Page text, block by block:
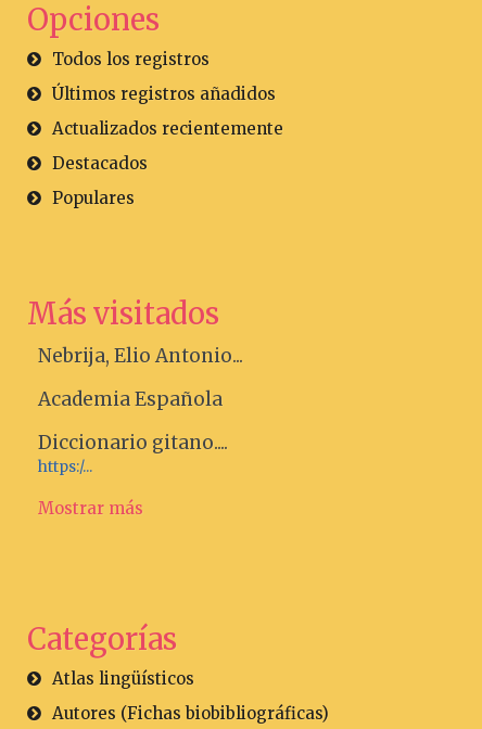
Opciones
Todos los registros
Últimos registros añadidos
Actualizados recientemente
Destacados
Populares
Más visitados
Nebrija, Elio Antonio...
Academia Española
Diccionario gitano....
https:/...
Mostrar más
Categorías
Atlas lingüísticos
Autores (Fichas biobibliográficas)